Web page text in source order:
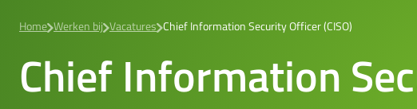
Home Werken bij Vacatures Chief Information Security Officer (CISO)
Chief Information